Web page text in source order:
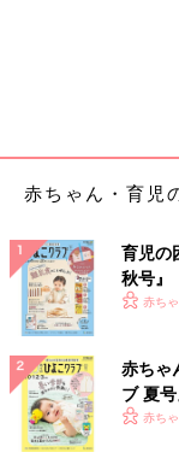
赤ちゃん・育児
育児の
秋号』
いっぱ
赤ち
赤ちゃ
ブ 夏
く！赤ち